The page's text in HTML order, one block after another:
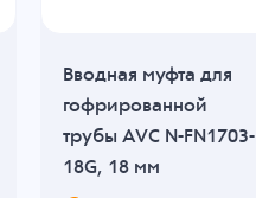
Вводная муфта для
гофрированной
трубы AVC N-FN1703-
18G, 18 мм